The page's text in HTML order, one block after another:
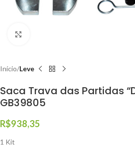
Início Leve
Saca Trava das Partidas
GB39805
R$938,35
1 Kit